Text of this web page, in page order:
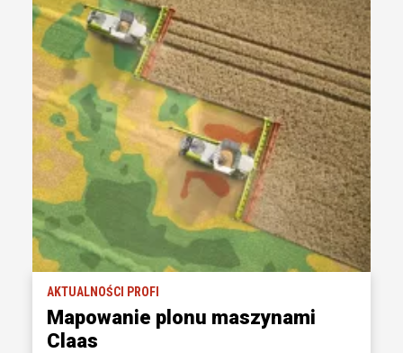
AKTUALNOŚCI PROFI
Mapowanie plonu maszynami
Claas